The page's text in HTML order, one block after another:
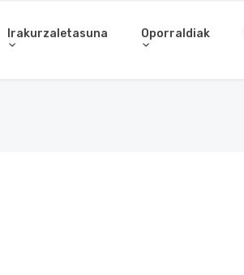
Irakurzaletasuna Oporraldiak